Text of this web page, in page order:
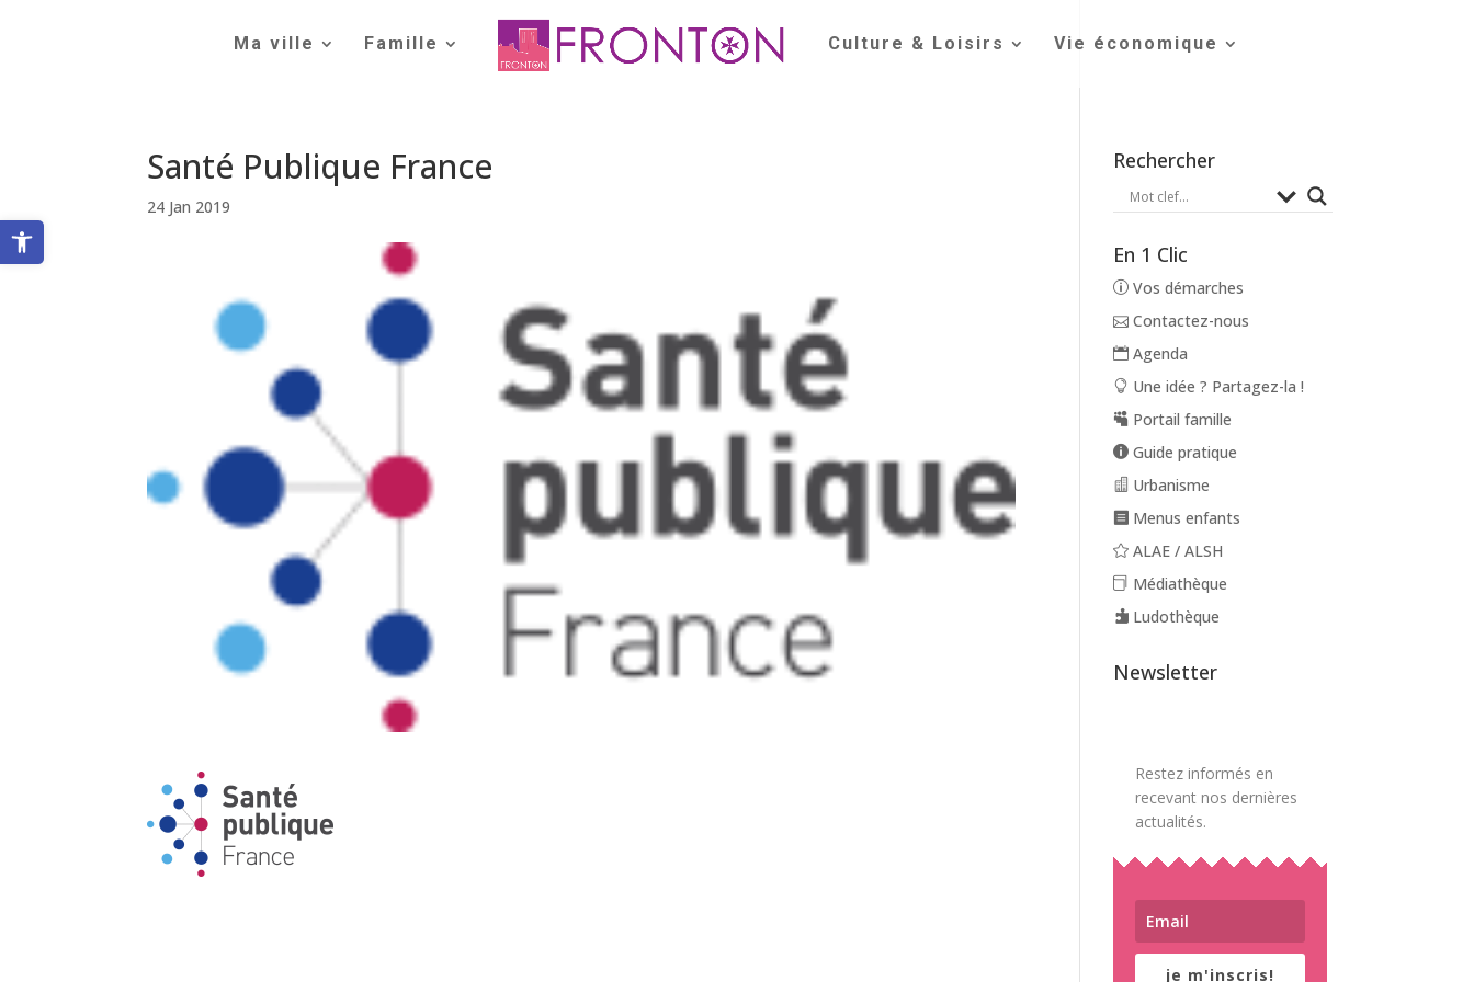
Ouvrir la barre d’outils
Ma ville Famille Culture & Loisirs Vie économique
Santé Publique France
24 Jan 2019
Rechercher
En 1 Clic
Vos démarches
Contactez-nous
Agenda
Une idée ? Partagez-la !
Portail famille
Guide pratique
Urbanisme
Menus enfants
ALAE / ALSH
Médiathèque
Ludothèque
Newsletter
Restez informés en
recevant nos dernières
actualités.
je m'inscris!